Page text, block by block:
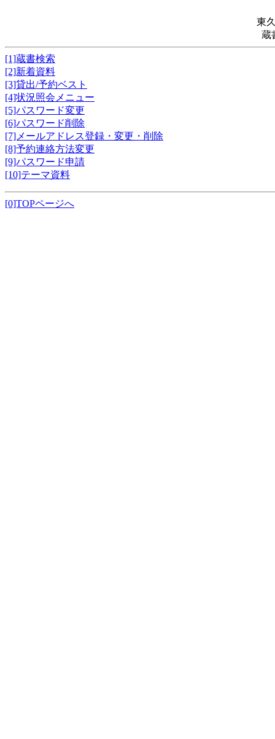
東
蔵
[1]蔵書検索
[2]新着資料
[3]貸出/予約ベスト
[4]状況照会メニュー
[5]パスワード変更
[6]パスワード削除
[7]メールアドレス登録・変更・削除
[8]予約連絡方法変更
[9]パスワード申請
[10]テーマ資料
[0]TOPページへ